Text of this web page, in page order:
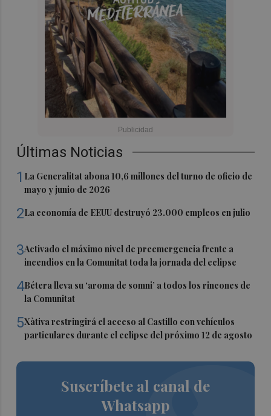
Últimas Noticias
1 La Generalitat abona 10,6 millones del turno de oficio de
mayo y junio de 2026
2La economía de EEUU destruyó 23.000 empleos en julio
3Activado el máximo nivel de preemergencia frente a
incendios en la Comunitat toda la jornada del eclipse
4Bétera lleva su ‘aroma de somni’ a todos los rincones de
la Comunitat
5Xàtiva restringirá el acceso al Castillo con vehículos
particulares durante el eclipse del próximo 12 de agosto
Suscríbete al canal de
Whatsapp